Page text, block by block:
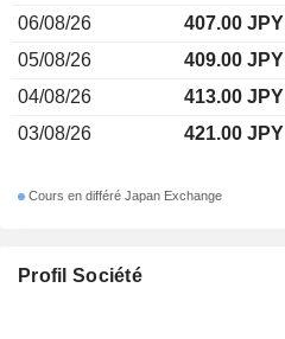
Profil Société
06/08/26
407.00 JPY
05/08/26
409.00 JPY
04/08/26
413.00 JPY
03/08/26
421.00 JPY
Cours en différé Japan Exchange